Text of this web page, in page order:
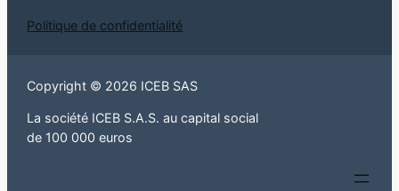
Politique de confidentialité
Copyright © 2026 ICEB SAS
La société ICEB S.A.S. au capital social
de 100 000 euros